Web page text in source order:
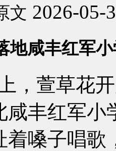
文 2026-05-
地咸丰红军
，萱草花
咸丰红军小
着嗓子唱歌